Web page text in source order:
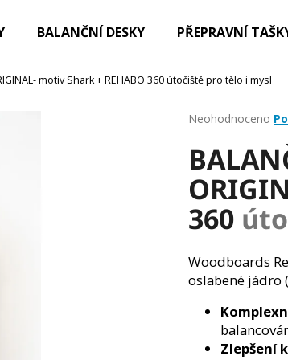
BALANČNÍ DESKY PŘEPRAVNÍ
motiv Shark + REHABO 360útočiště pro tělo i mysl
Průměrné
produktu
je
0,0
z
5
hvězdiček.
Neohodnoceno
360
Woodboards
oslabené jádro
Zlepšení
Co potřebujete najít?
HLEDAT